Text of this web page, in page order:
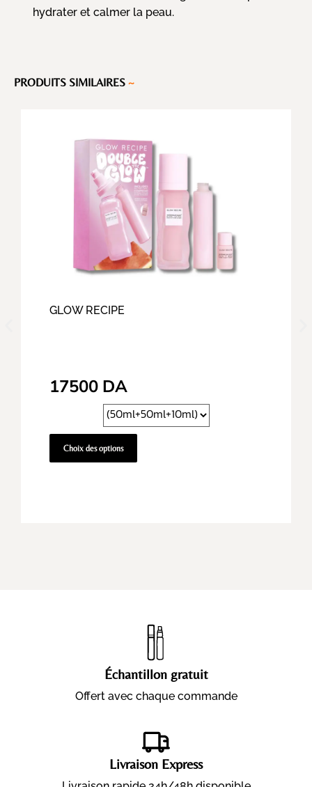
hydrater et calmer la peau.
PRODUITS SIMILAIRES ~
GLOW RECIPE
17500 DA
Choix des options
Échantillon gratuit
Offert avec chaque commande
Livraison Express